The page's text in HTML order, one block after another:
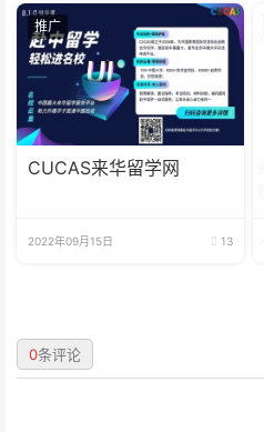
推广
CUCAS来华留学网
2022年09月15日 13
0条评论